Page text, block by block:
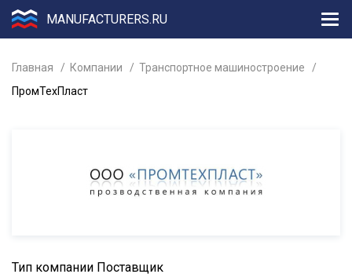
MANUFACTURERS.RU
Главная Компании
Транспортное машиностроение
ПромТехПласт
Тип компании Поставщик